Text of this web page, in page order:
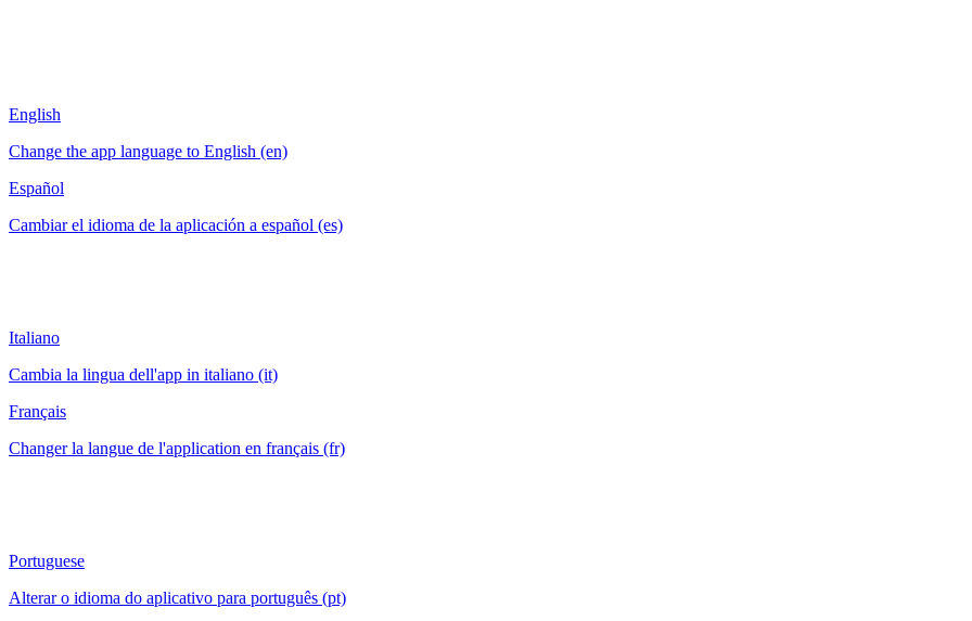
English
Change the app language to English (en)
Español
Cambiar el idioma de la aplicación a español (es)
Italiano
Cambia la lingua dell'app in italiano (it)
Français
Changer la langue de l'application en français (fr)
Portuguese
Alterar o idioma do aplicativo para português (pt)